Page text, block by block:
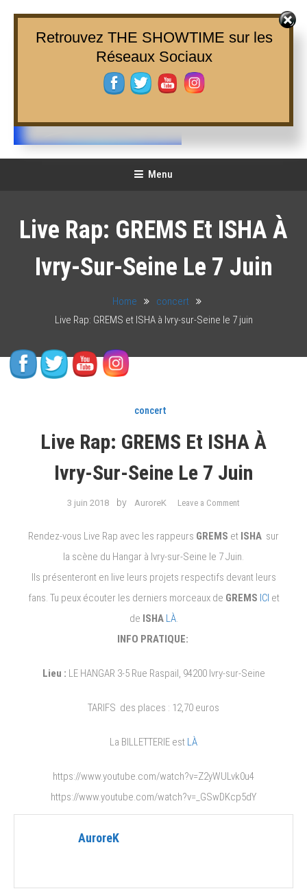
Menu
Live Rap: GREMS Et ISHA À
Ivry-Sur-Seine Le 7 Juin
Home
concert
Live Rap: GREMS et ISHA à Ivry-sur-Seine le 7 juin
concert
Live Rap: GREMS Et ISHA À
Ivry-Sur-Seine Le 7 Juin
3 juin 2018 by AuroreK Leave a Comment
Rap:
et
ISHA
à
7
Rendez-vous Live Rap avec les rappeurs GREMS et ISHA sur
la scène du Hangar à Ivry-sur-Seine le 7 Juin.
Ils présenteront en live leurs projets respectifs devant leurs
fans. Tu peux écouter les derniers morceaux de GREMS ICI et
de ISHA LÀ.
INFO PRATIQUE:
Lieu : LE HANGAR 3-5 Rue Raspail, 94200 Ivry-sur-Seine
TARIFS des places : 12,70 euros
La BILLETTERIE est LÀ
https://www.youtube.com/watch?v=Z2yWULvk0u4
https://www.youtube.com/watch?v=_GSwDKcp5dY
AuroreK
Retrouvez THE SHOWTIME sur les
Réseaux Sociaux